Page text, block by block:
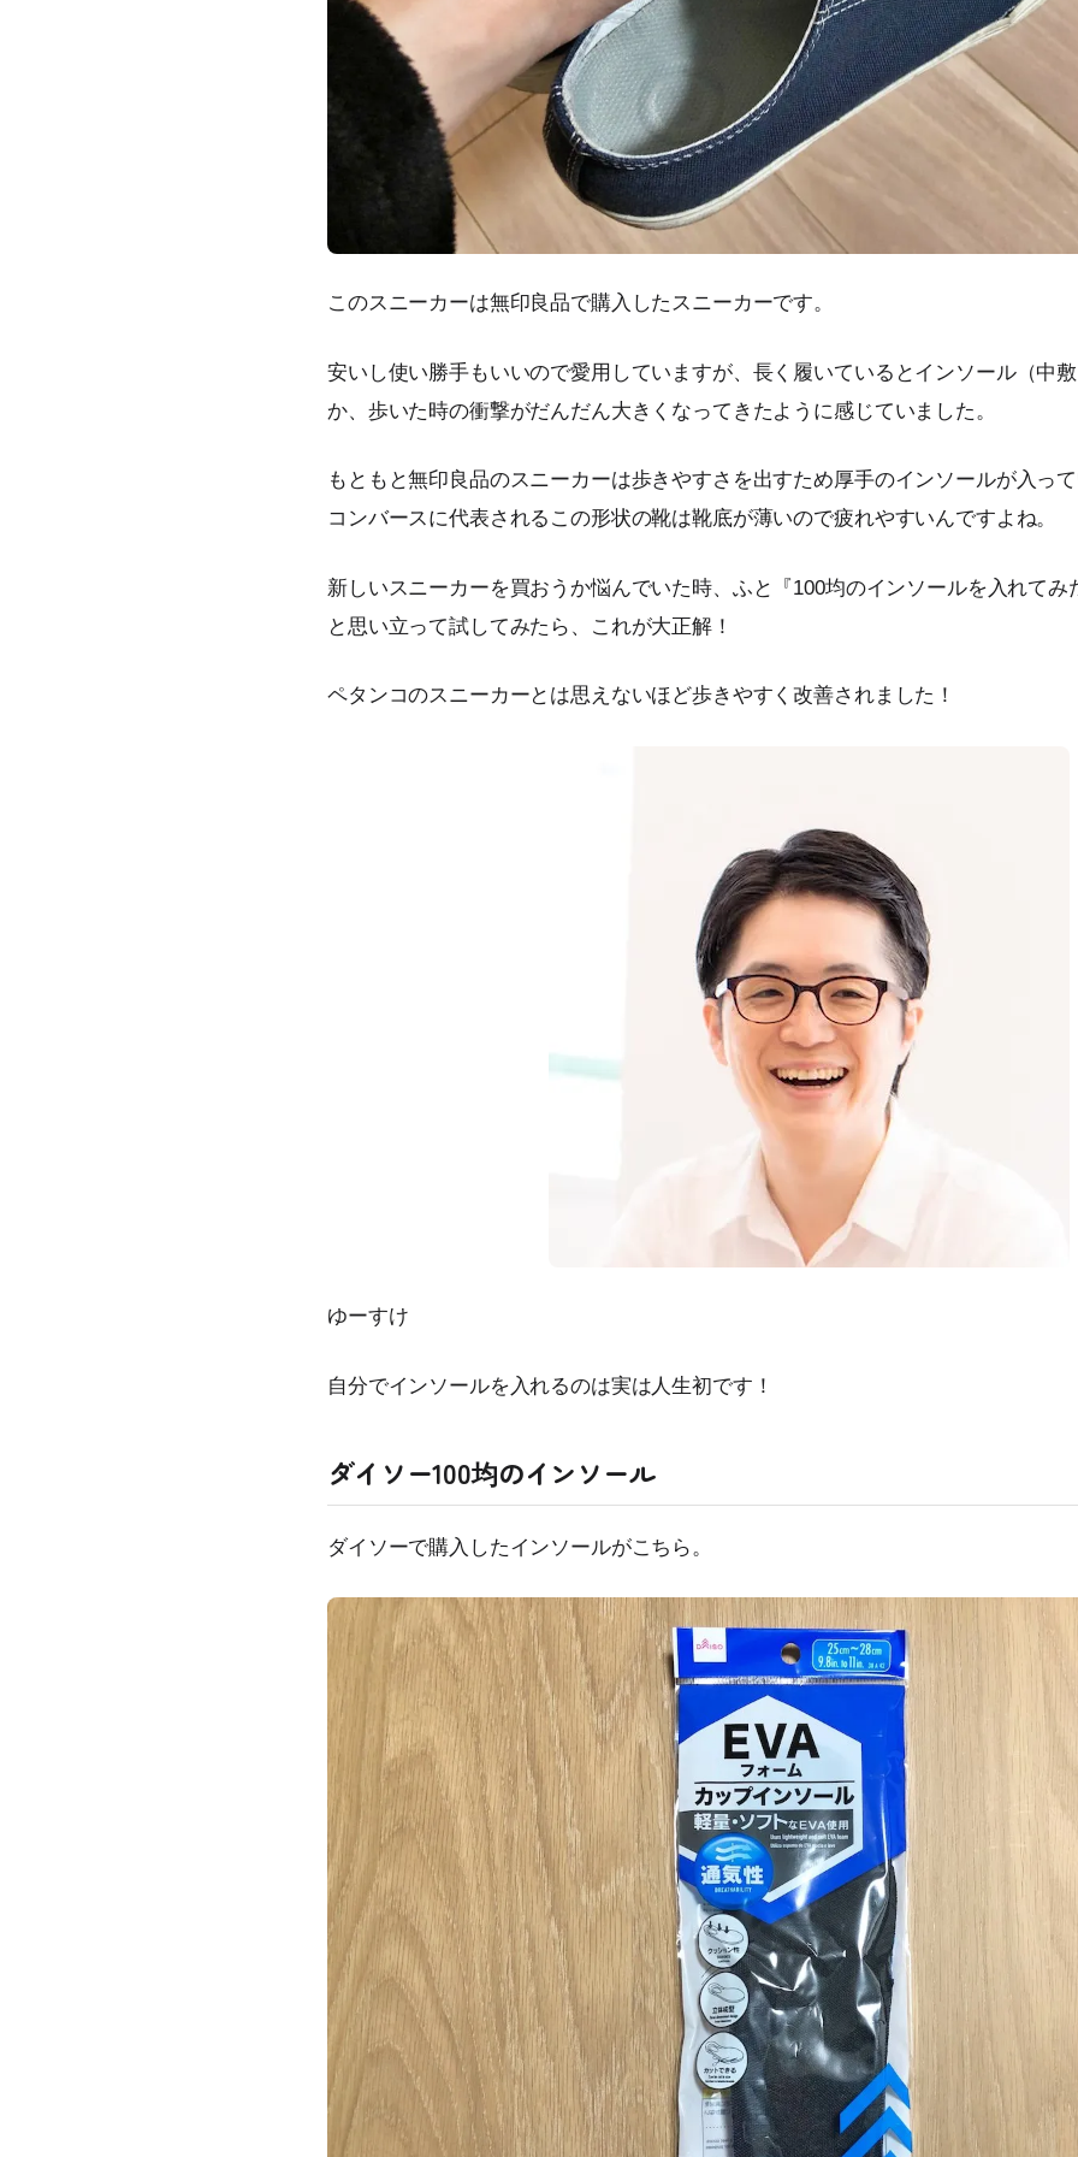
このスニーカーは無印良品で購入したスニーカーです。
安いし使い勝手もいいので愛用していますが、長く履いているとインソール（中
か、歩いた時の衝撃がだんだん大きくなってきたように感じていました。
もともと無印良品のスニーカーは歩きやすさを出すため厚手のインソールが入って
コンバースに代表されるこの形状の靴は靴底が薄いので疲れやすいんですよね。
新しいスニーカーを買おうか悩んでいた時、ふと『100均のインソールを入れてみ
と思い立って試してみたら、これが大正解！
ペタンコのスニーカーとは思えないほど歩きやすく改善されました！
ゆーすけ
自分でインソールを入れるのは実は人生初です！
ダイソー100均のインソール
ダイソーで購入したインソールがこちら。